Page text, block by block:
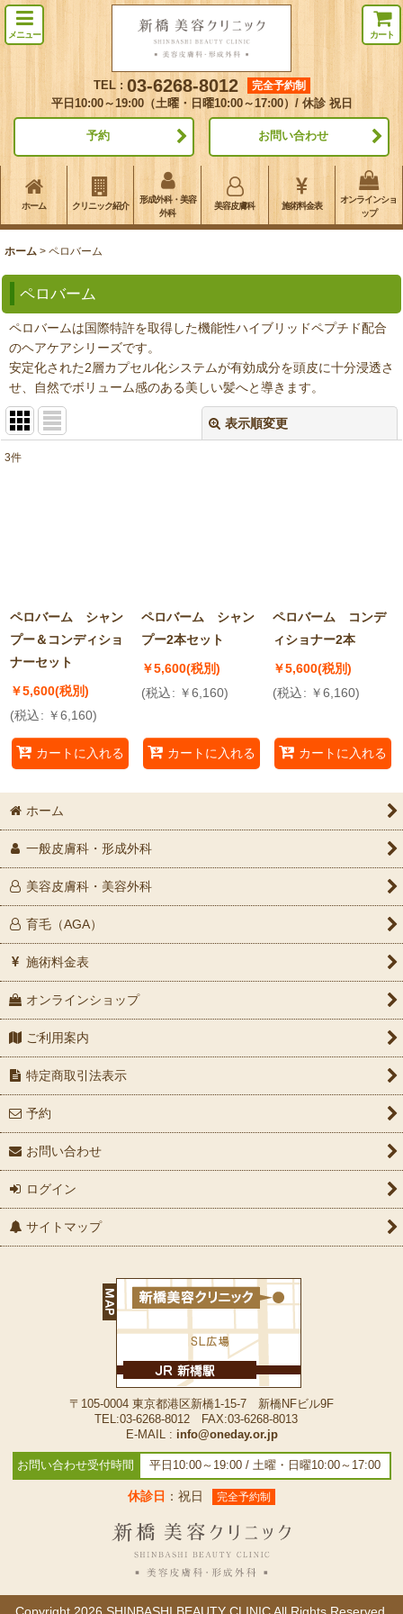
メニュー
TEL : 03-6268-8012
完全予約制
平日10:00～19:00（土曜・日曜10:00～17:00）/ 休診 祝日
予約 お問い合わせ
カート
ホーム クリニック紹介
形成外科・美容
外科
美容皮膚科 施術料金表
オンラインショ
ップ
ホーム > ペロバーム
ペロバーム
ペロバームは国際特許を取得した機能性ハイブリッドペプチド配合
のヘアケアシリーズです。
安定化された2層カプセル化システムが有効成分を頭皮に十分浸透さ
せ、自然でボリューム感のある美しい髪へと導きます。
表示順変更
3件
ペロバーム シャン
プー＆コンディショ
ナーセット
￥5,600(税別)
(税込: ￥6,160)
カートに入れる
ペロバーム シャン
プー2本セット
￥5,600(税別)
(税込: ￥6,160)
カートに入れる
ペロバーム コンデ
ィショナー2本
￥5,600(税別)
(税込: ￥6,160)
カートに入れる
ホーム
一般皮膚科・形成外科
美容皮膚科・美容外科
育毛（AGA）
施術料金表
オンラインショップ
ご利用案内
特定商取引法表示
予約
お問い合わせ
ログイン
サイトマップ
〒105-0004 東京都港区新橋1-15-7 新橋NFビル9F
TEL:03-6268-8012 FAX:03-6268-8013
E-MAIL : info@oneday.or.jp
お問い合わせ受付時間 平日10:00～19:00 / 土曜・日曜10:00～17:00
休診日 ：祝日 完全予約制